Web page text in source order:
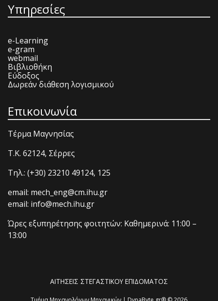
Υπηρεσίες
e-Learning
e-gram
webmail
Βιβλιοθήκη
Εύδοξος
Δωρεάν διάθεση λογισμικού
Επικοινωνία
Τέρμα Μαγνησίας
T.K. 62124, Σέρρες
Τηλ.: (+30) 23210 49124, 125
email: mech_eng@cm.ihu.gr
email: info@mech.ihu.gr
Ώρες εξυπηρέτησης φοιτητών: Καθημερινά: 11:00 –
13:00
ΑΙΤΗΣΕΙΣ ΣΤΕΓΑΣΤΙΚΟΥ ΕΠΙΔΟΜΑΤΟΣ